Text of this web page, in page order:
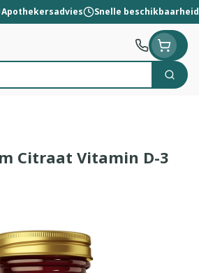
Apothekersadvies Snelle beschikbaarheid
Zoek
Citraat Vitamin D-3